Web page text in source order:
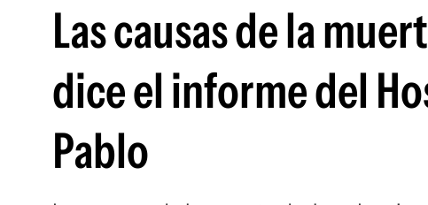
Las causas de la
dice el informe del
Pablo